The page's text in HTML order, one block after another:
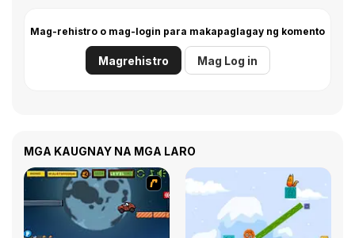
Mag-rehistro o mag-login para makapaglagay ng komento
Magrehistro Mag Log in
MGA KAUGNAY NA MGA LARO